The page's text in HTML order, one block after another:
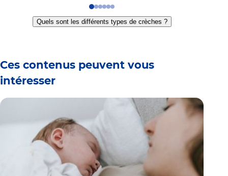
Go
to
slide
Go
to
slide
Go
to
slide
Go
to
slide
Go
to
slide
Go
to
slide
Quels sont les différents types de crèches ?
Ces contenus peuvent vous
intéresser